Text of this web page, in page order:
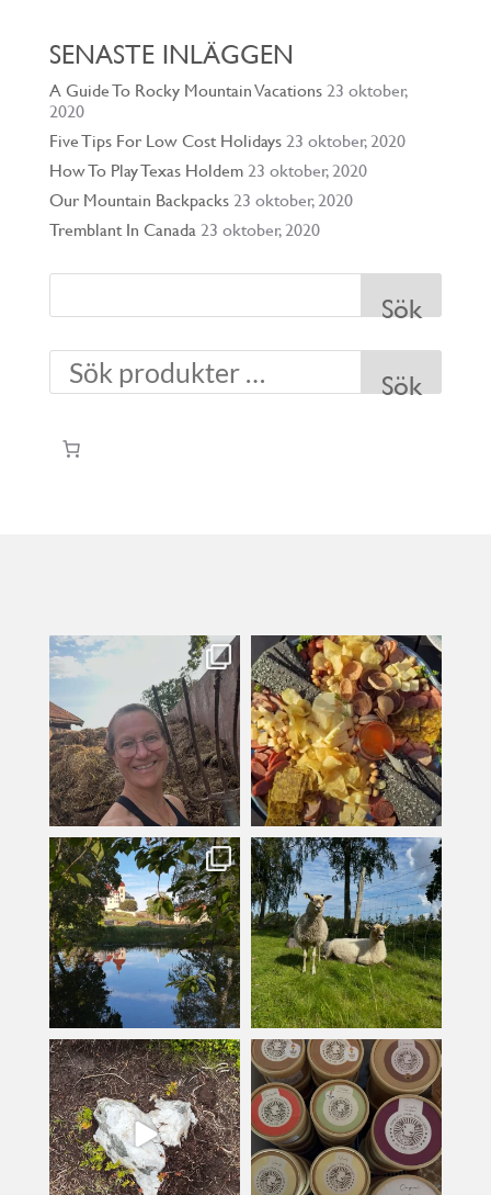
SENASTE INLÄGGEN
A Guide To Rocky Mountain Vacations 23 oktober,
2020
Five Tips For Low Cost Holidays 23 oktober, 2020
How To Play Texas Holdem 23 oktober, 2020
Our Mountain Backpacks 23 oktober, 2020
Tremblant In Canada 23 oktober, 2020
Sök
Sök
kullanslycka
kullanslycka
Jul 29
kullanslycka
Jul 16
kullanslycka
Jul 12
kullanslycka
Jul 9
kullanslycka
Jun 24